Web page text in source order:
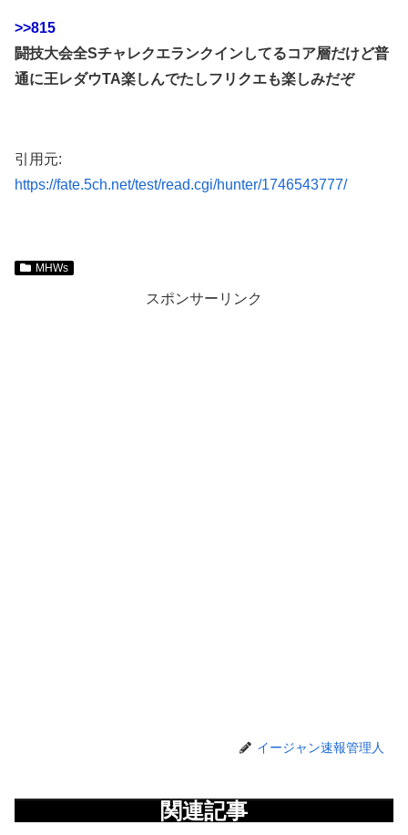
>>815
闘技大会全Sチャレクエランクインしてるコア層だけど普
通に王レダウTA楽しんでたしフリクエも楽しみだぞ
引用元:
https://fate.5ch.net/test/read.cgi/hunter/1746543777/
MHWs
スポンサーリンク
イージャン速報管理人
関連記事